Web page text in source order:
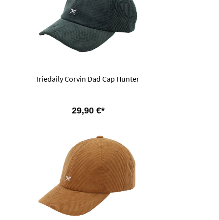
Iriedaily Corvin Dad Cap Hunter
29,90 €*